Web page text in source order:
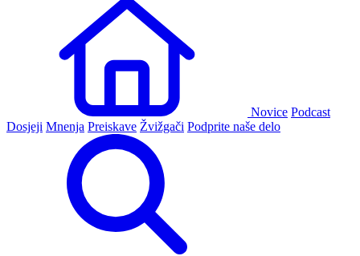
Novice Podcast
Dosjeji Mnenja Preiskave Žvižgači Podprite naše delo